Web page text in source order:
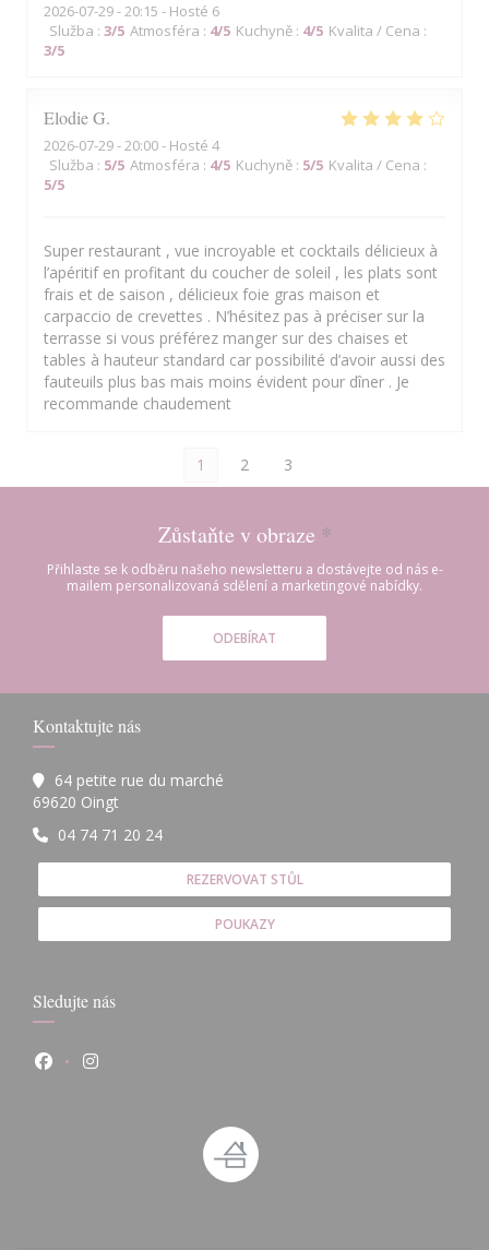
2026-07-29- 20:15 - Hosté 6
Služba : 3/5 Atmosféra : 4/5 Kuchyně : 4/5 Kvalita / Cena :
3/5
ElodieG
2026-07-29- 20:00 - Hosté 4
Služba : 5/5 Atmosféra : 4/5 Kuchyně : 5/5 Kvalita / Cena :
5/5
Super restaurant , vue incroyable et cocktails délicieux à
l’apéritif en profitant du coucher de soleil , les plats sont
frais et de saison , délicieux foie gras maison et
carpaccio de crevettes . N’hésitez pas à préciser sur la
terrasse si vous préférez manger sur des chaises et
tables à hauteur standard car possibilité d’avoir aussi des
fauteuils plus bas mais moins évident pour dîner . Je
recommande chaudement
1 2 3
Zůstaňte v obraze *
Přihlaste se k odběru našeho newsletteru a dostávejte od nás e-
mailem personalizovaná sdělení a marketingové nabídky.
ODEBÍRAT
Kontaktujte nás
64 petite rue du marché
69620 Oingt
04 74 71 20 24
REZERVOVAT STŮL
POUKAZY
Sledujte nás
Facebook ((otevře se v novém okně))
Instagram ((otevře se v novém okně))